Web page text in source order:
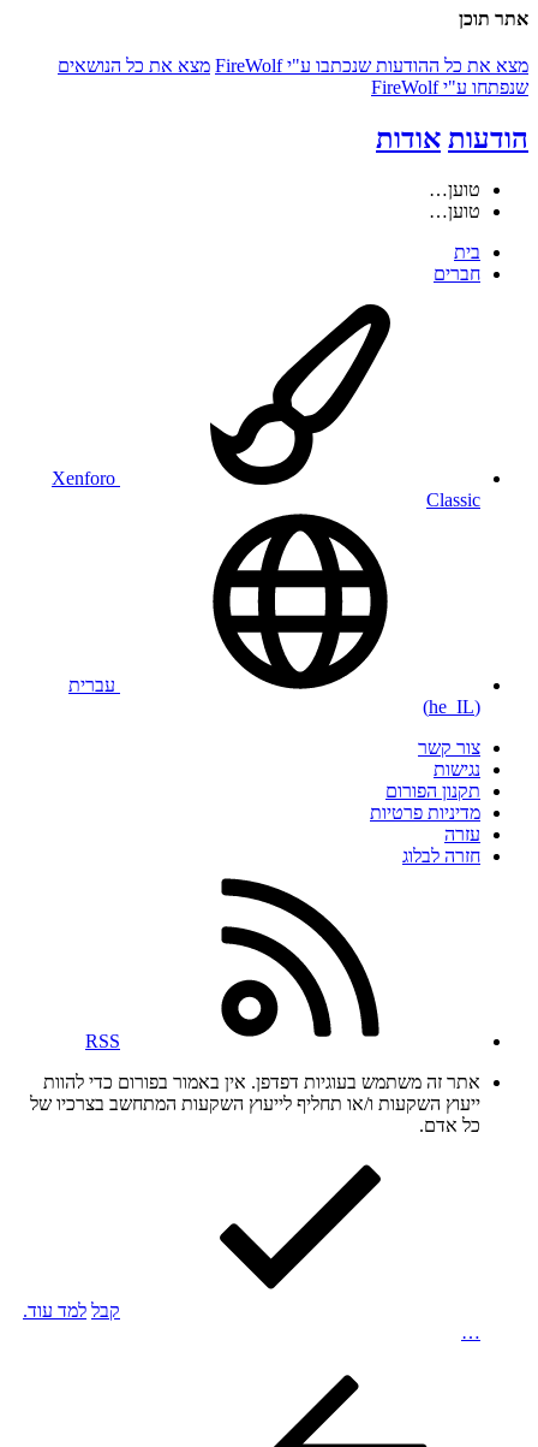
אתר תוכן
מצא את כל ההודעות שנכתבו ע"י FireWolf
מצא את כל הנושאים
שנפתחו ע"י FireWolf
הודעות אודות
טוען…
טוען…
בית
חברים
Xenforo
Classic
עברית
(he_IL)
צור קשר
נגישות
תקנון הפורום
מדיניות פרטיות
עזרה
חזרה לבלוג
RSS
אתר זה משתמש בעוגיות דפדפן. אין באמור בפורום כדי להוות
ייעוץ השקעות ו/או תחליף לייעוץ השקעות המתחשב בצרכיו של
כל אדם.
קבל למד עוד.
…